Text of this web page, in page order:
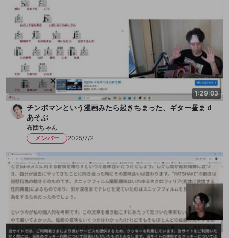
1:29:03
チンポマンという漫画みたら起きちまった、ギター昼まｄ
あそぶ
布団ちゃん
メンバー
2025/7/2